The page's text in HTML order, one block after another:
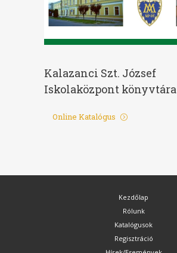
Kalazanci Szt. József
Iskolaközpont könyvtára
Online Katalógus
Kezdőlap
Rólunk
Katalógusok
Regisztráció